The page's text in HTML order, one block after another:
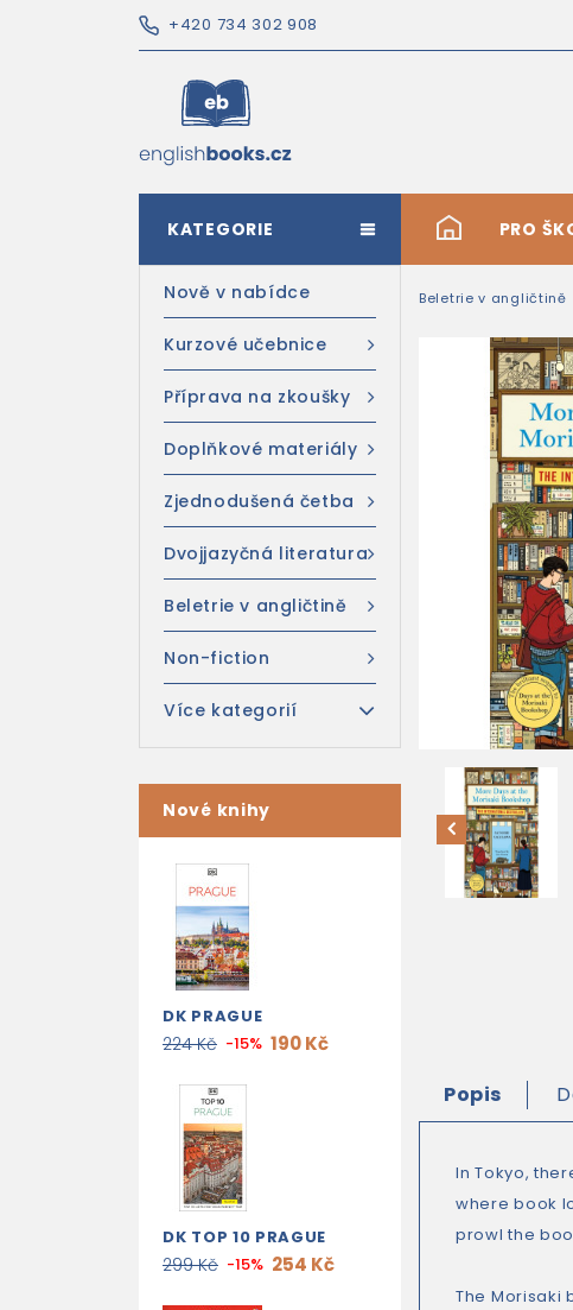
+420 734 302 908
# PRO
KATEGORIE
Nově v nabídce
Kurzové učebnice
Příprava na zkoušky
Doplňkové materiály
Zjednodušená četba
Dvojjazyčná literatura
Beletrie v angličtině
Non-fiction
Více kategorií
Nové knihy
DK PRAGUE
224 Kč -15% 190 Kč
DK TOP 10 PRAGUE
299 Kč -15% 254 Kč
Beletrie v angličtině
Popis
In Tokyo,
where book
prowl the
The Morisaki